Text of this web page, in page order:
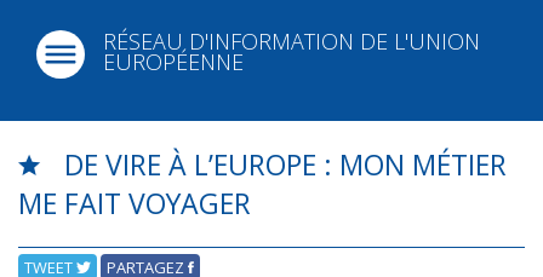
RÉSEAU D'INFORMATION DE L'UNION
EUROPÉENNE
DE VIRE À L’EUROPE : MON MÉTIER
ME FAIT VOYAGER
TWEET PARTAGEZ